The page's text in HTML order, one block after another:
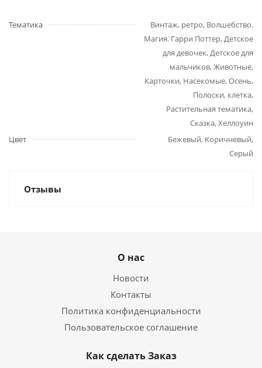
Тематика
Винтаж, ретро, Волшебство.
Магия. Гарри Поттер, Детское
для девочек, Детское для
мальчиков, Животные,
Карточки, Насекомые, Осень,
Полоски, клетка,
Растительная тематика,
Сказка, Хеллоуин
Цвет
Бежевый, Коричневый,
Серый
Отзывы
О нас
Новости
Контакты
Политика конфиденциальности
Пользовательское соглашение
Как сделать Заказ